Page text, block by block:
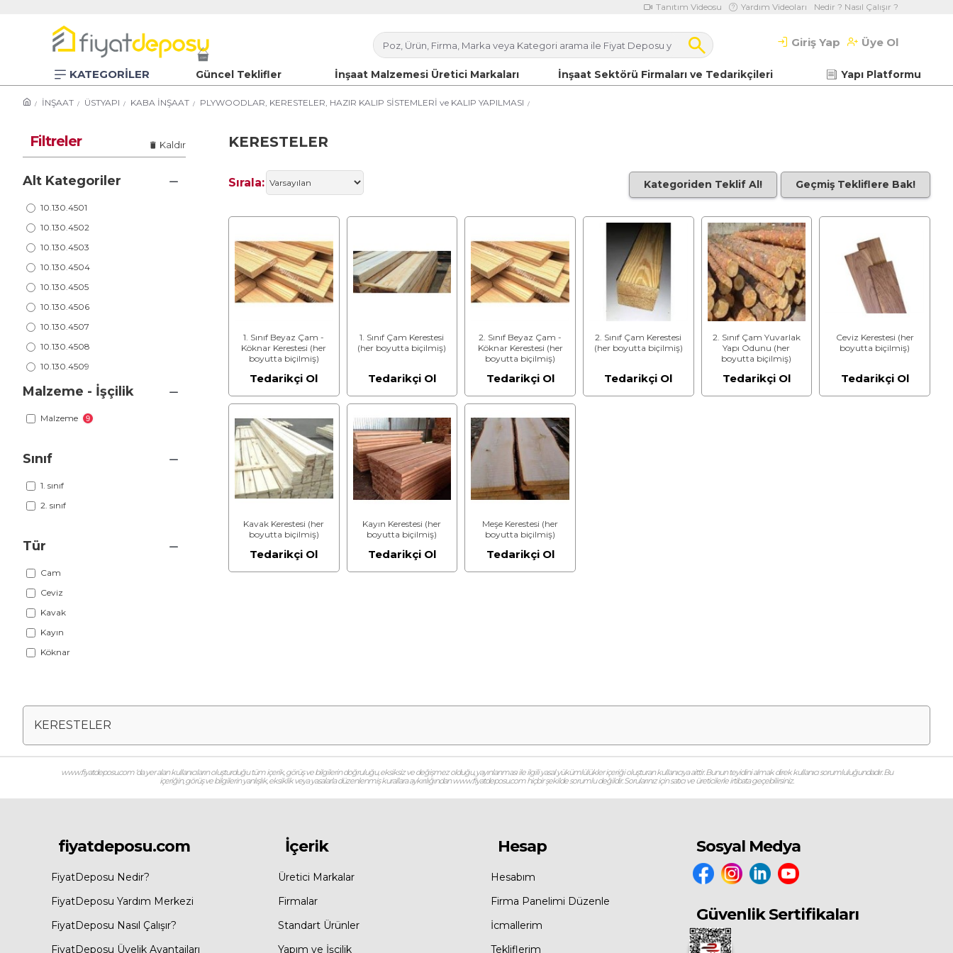
Tanıtım Videosu Yardım Videoları Nedir ? Nasıl Çalışır ?
Giriş Yap Üye Ol
KATEGORİLER Güncel Teklifler İnşaat Malzemesi Üretici Markaları İnşaat Sektörü Firmaları ve Tedarikçileri Yapı Platformu
İNŞAAT ÜSTYAPI KABA İNŞAAT PLYWOODLAR, KERESTELER, HAZIR KALIP SİSTEMLERİ ve KALIP YAPILMASI
Filtreler Kaldır
Alt Kategoriler
10.130.4501
10.130.4502
10.130.4503
10.130.4504
10.130.4505
10.130.4506
10.130.4507
10.130.4508
10.130.4509
Sınıf
1. sınıf
2. sınıf
Tür
Cam
Ceviz
Kavak
Kayın
Köknar
Malzeme - İşçilik
Malzeme 9
KERESTELER
Sırala: Kategoriden Teklif Al! Geçmiş Tekliflere Bak!
1. Sınıf Beyaz Çam -
Köknar Kerestesi (her
boyutta biçilmiş)
Tedarikçi Ol
1. Sınıf Çam Kerestesi
(her boyutta biçilmiş)
Tedarikçi Ol
2. Sınıf Beyaz Çam -
Köknar Kerestesi (her
boyutta biçilmiş)
Tedarikçi Ol
2. Sınıf Çam Kerestesi
(her boyutta biçilmiş)
Tedarikçi Ol
2. Sınıf Çam Yuvarlak
Yapı Odunu (her
boyutta biçilmiş)
Tedarikçi Ol
Ceviz Kerestesi (her
boyutta biçilmiş)
Tedarikçi Ol
Kavak Kerestesi (her
boyutta biçilmiş)
Tedarikçi Ol
Kayın Kerestesi (her
boyutta biçilmiş)
Tedarikçi Ol
Meşe Kerestesi (her
boyutta biçilmiş)
Tedarikçi Ol
KERESTELER
www.fiyatdeposu.com ‘da yer alan kullanıcıların oluşturduğu tüm içerik, görüş ve bilgilerin doğruluğu, eksiksiz ve değişmez olduğu, yayınlanması ile ilgili yasal yükümlülükler içeriği oluşturan kullanıcıya aittir. Bunun teyidini almak direk kullanıcı sorumluluğundadır. Bu
içeriğin, görüş ve bilgilerin yanlışlık, eksiklik veya yasalarla düzenlenmiş kurallara aykırılığından www.fiyatdeposu.com hiçbir şekilde sorumlu değildir. Sorularınız için satıcı ve üreticilerle irtibata geçebilirsiniz.
fiyatdeposu.com
FiyatDeposu Nedir?
FiyatDeposu Yardım Merkezi
FiyatDeposu Nasıl Çalışır?
FiyatDeposu Üyelik Avantajları
İçerik
Üretici Markalar
Firmalar
Standart Ürünler
Yapım ve İşçilik
Hesap
Hesabım
Firma Panelimi Düzenle
İcmallerim
Tekliflerim
Sosyal Medya
Güvenlik Sertifikaları